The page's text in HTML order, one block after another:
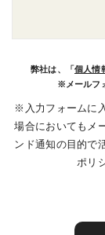
弊社は、「個人情
※メールフ
※入力フォームに
場合においてもメ
ンド通知の目的で
ポリ